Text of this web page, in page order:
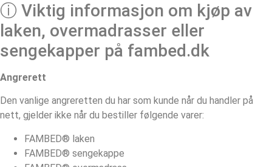
ⓘ Viktig informasjon om kjøp av
laken, overmadrasser eller
sengekapper på fambed.dk
Angrerett
Den vanlige angreretten du har som kunde når du handler på
nett, gjelder ikke når du bestiller følgende varer:
FAMBED® laken
FAMBED® sengekappe